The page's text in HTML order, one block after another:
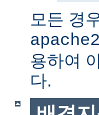
모든 경
용하여
다.